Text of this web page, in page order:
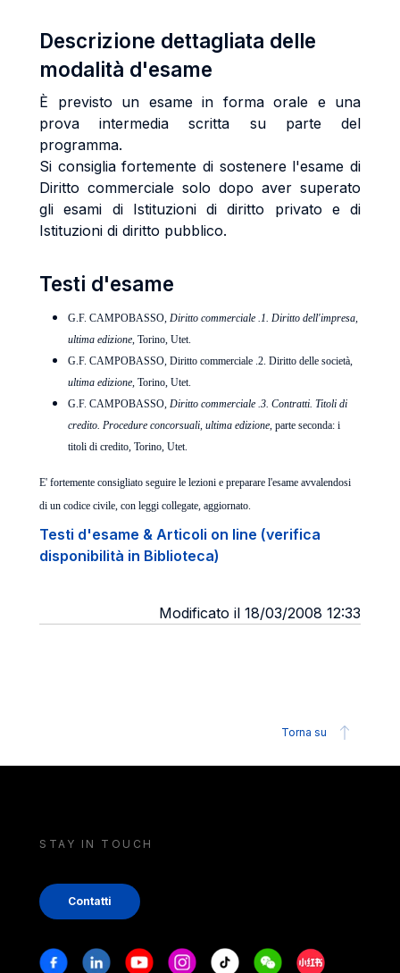
Descrizione dettagliata delle
modalità d'esame
È previsto un esame in forma orale e una
prova intermedia scritta su parte del
programma.
Si consiglia fortemente di sostenere l'esame di
Diritto commerciale solo dopo aver superato
gli esami di Istituzioni di diritto privato e di
Istituzioni di diritto pubblico.
Testi d'esame
G.F. CAMPOBASSO, Diritto commerciale .1. Diritto dell'impresa,
ultima edizione, Torino, Utet.
G.F. CAMPOBASSO, Diritto commerciale .2. Diritto delle società,
ultima edizione, Torino, Utet.
G.F. CAMPOBASSO, Diritto commerciale .3. Contratti. Titoli di
credito. Procedure concorsuali, ultima edizione, parte seconda: i
titoli di credito, Torino, Utet.
E' fortemente consigliato seguire le lezioni e preparare l'esame avvalendosi
di un codice civile, con leggi collegate, aggiornato.
Testi d'esame & Articoli on line (verifica
disponibilità in Biblioteca)
Modificato il 18/03/2008 12:33
Torna su
STAY IN TOUCH
Contatti
Stay in touch
FacebookLinkedinYoutubeInstagram
Tiktok WeechatXiaohongshu/